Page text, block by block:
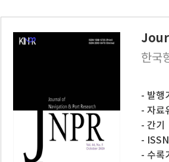
한국
발행
자료
간기
ISSN
수록